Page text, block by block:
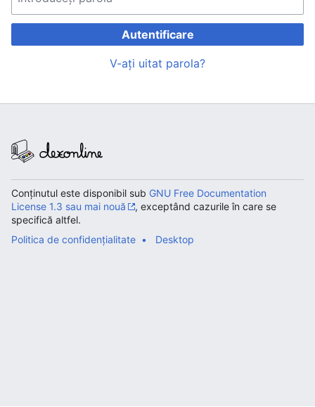
Autentificare
V-ați uitat parola?
Conținutul este disponibil sub GNU Free Documentation
License 1.3 sau mai nouă
, exceptând cazurile în care se
specifică altfel.
Politica de confidențialitate
Desktop